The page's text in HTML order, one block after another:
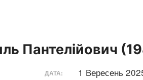
Пантелійович
ДАТА: 1 Вересень